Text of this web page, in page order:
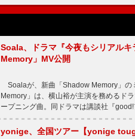
Soala、ドラマ『今夜もシリアル
Memory」MV公開
Soalaが、新曲「Shadow Memory」
Memory」は、横山裕が主演を務めるド
ープニング曲。同ドラマは講談社『
yonige、全国ツアー【yonige